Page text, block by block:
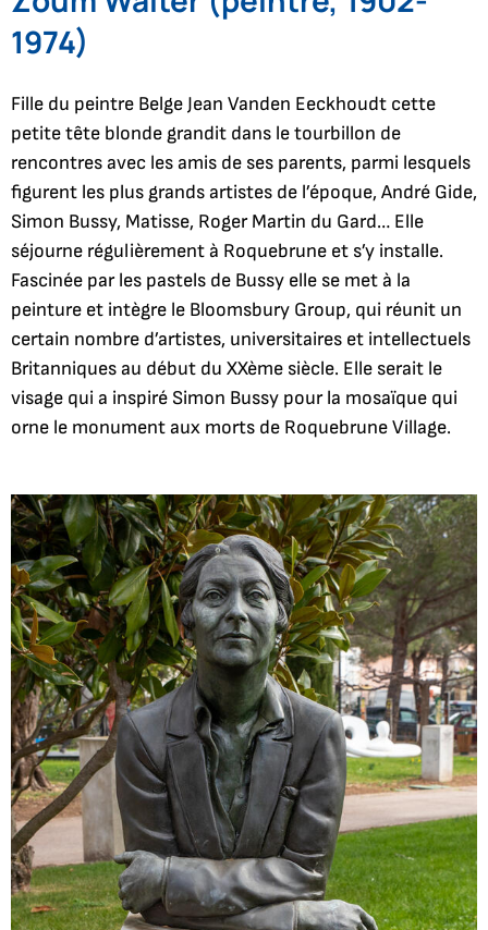
1974)
Fille du peintre Belge Jean Vanden Eeckhoudt cette
petite tête blonde grandit dans le tourbillon de
rencontres avec les amis de ses parents, parmi lesquels
figurent les plus grands artistes de l’époque, André Gide,
Simon Bussy, Matisse, Roger Martin du Gard… Elle
séjourne régulièrement à Roquebrune et s’y installe.
Fascinée par les pastels de Bussy elle se met à la
peinture et intègre le Bloomsbury Group, qui réunit un
certain nombre d’artistes, universitaires et intellectuels
Britanniques au début du XXème siècle. Elle serait le
visage qui a inspiré Simon Bussy pour la mosaïque qui
orne le monument aux morts de Roquebrune Village.